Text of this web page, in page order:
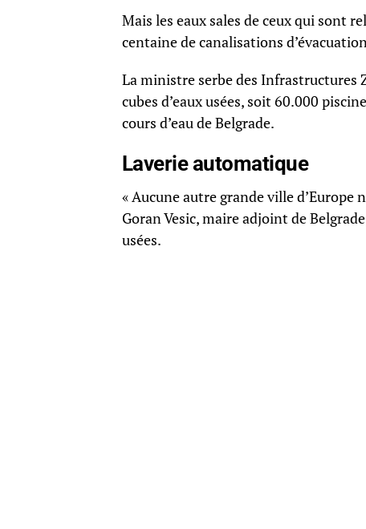
Mais les eaux sales de ceux qui sont
centaine de canalisations
La ministre serbe des Infrastructures
cubes d’eaux usées, soit 60.000
cours d’eau de Belgrade.
Laverie automatique
« Aucune autre grande ville
Goran Vesic, maire adjoint de
usées.